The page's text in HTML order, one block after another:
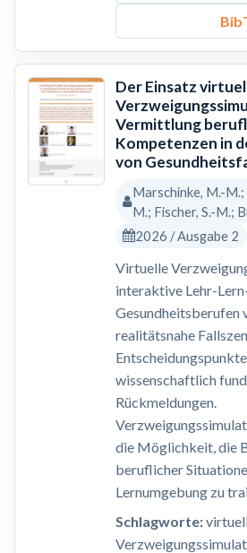
Der Einsatz
Vermittlung
Kompetenzen in
von
Marschinke, M.-M.;
M.; Fischer, S.-M.;
2026 / Ausgabe 2
Virtuelle
interaktive Lehr-
Gesundheitsberufen
realitätsnahe
wissenschaftlich
Rückmeldungen.
die Möglichkeit, die
beruflicher
Lernumgebung zu
Schlagworte: